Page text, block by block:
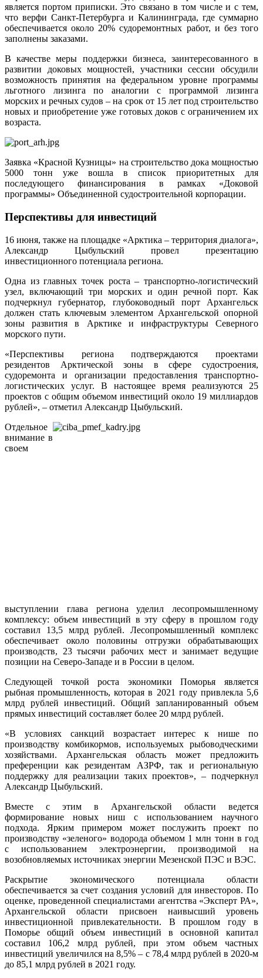
является портом приписки. Это связано в том числе и с тем,
что верфи Санкт-Петербурга и Калининграда, где суммарно
обеспечивается около 20% судоремонтных работ, и без того
заполнены заказами.
В качестве меры поддержки бизнеса, заинтересованного в
развитии доковых мощностей, участники сессии обсудили
возможность принятия на федеральном уровне программы
льготного лизинга по аналогии с программой лизинга
морских и речных судов – на срок от 15 лет под строительство
новых и приобретение уже готовых доков с ограничением их
возраста.
Заявка «Красной Кузницы» на строительство дока мощностью
5000 тонн уже вошла в список приоритетных для
последующего финансирования в рамках «Доковой
программы» Объединенной судостроительной корпорации.
Перспективы для инвестиций
16 июня, также на площадке «Арктика – территория диалога»,
Александр Цыбульский провел презентацию
инвестиционного потенциала региона.
Одна из главных точек роста – транспортно-логистический
узел, включающий три морских и один речной порт. Как
подчеркнул губернатор, глубоководный порт Архангельск
должен стать ключевым элементом Архангельской опорной
зоны развития в Арктике и инфраструктуры Северного
морского пути.
«Перспективы региона подтверждаются проектами
резидентов Арктической зоны в сфере судостроения,
судоремонта и организации предоставления транспортно-
логистических услуг. В настоящее время реализуются 25
проектов с общим объемом инвестиций около 19 миллиардов
рублей», – отметил Александр Цыбульский.
Отдельное
внимание в
своем
выступлении глава региона уделил лесопромышленному
комплексу: объем инвестиций в эту сферу в прошлом году
составил 13,5 млрд рублей. Лесопромышленный комплекс
обеспечивает около половины отгрузки обрабатывающих
производств, 23 тысячи рабочих мест и занимает ведущие
позиции на Северо-Западе и в России в целом.
Следующей точкой роста экономики Поморья является
рыбная промышленность, которая в 2021 году привлекла 5,6
млрд рублей инвестиций. Общий запланированный объем
прямых инвестиций составляет более 20 млрд рублей.
«В условиях санкций возрастает интерес к нише по
производству комбикормов, используемых рыбоводческими
хозяйствами. Архангельская область может предложить
преференции как резидентам АЗРФ, так и региональную
поддержку для реализации таких проектов», – подчеркнул
Александр Цыбульский.
Вместе с этим в Архангельской области ведется
формирование новых ниш с использованием научного
подхода. Ярким примером может послужить проект по
производству «зеленого» водорода объемом 1 млн тонн в год
с использованием электроэнергии, производимой на
возобновляемых источниках энергии Мезенской ПЭС и ВЭС.
Раскрытие экономического потенциала области
обеспечивается за счет создания условий для инвесторов. По
оценке, проведенной специалистами агентства «Эксперт РА»,
Архангельской области присвоен наивысший уровень
инвестиционной привлекательности. В прошлом году в
Поморье общий объем инвестиций в основной капитал
составил 106,2 млрд рублей, при этом объем частных
инвестиций увеличился на 8,5% – с 78,4 млрд рублей в 2020-м
до 85,1 млрд рублей в 2021 году.